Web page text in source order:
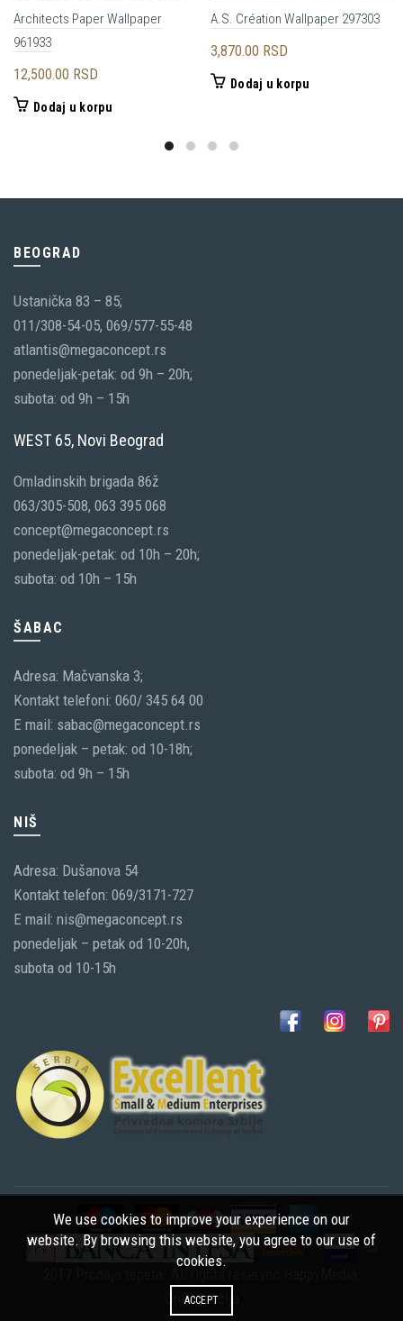
Architects Paper Wallpaper
961933
12,500.00 RSD
Dodaj u korpu
A.S. Création Wallpaper 297303
3,870.00 RSD
Dodaj u korpu
BEOGRAD
Ustanička 83 – 85;
011/308-54-05, 069/577-55-48
atlantis@megaconcept.rs
ponedeljak-petak: od 9h – 20h;
subota: od 9h – 15h
WEST 65, Novi Beograd
Omladinskih brigada 86ž
063/305-508, 063 395 068
concept@megaconcept.rs
ponedeljak-petak: od 10h – 20h;
subota: od 10h – 15h
ŠABAC
Adresa: Mačvanska 3;
Kontakt telefoni: 060/ 345 64 00
E mail: sabac@megaconcept.rs
ponedeljak – petak: od 10-18h;
subota: od 9h – 15h
NIŠ
Adresa: Dušanova 54
Kontakt telefon: 069/3171-727
E mail: nis@megaconcept.rs
ponedeljak – petak od 10-20h,
subota od 10-15h
©
Optimizacija
We use cookies to improve your experience on our
website. By browsing this website, you agree to our use of
cookies.
ACCEPT